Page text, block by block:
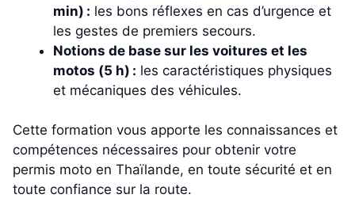
min) : les bons réflexes en cas d’urgence et
les gestes de premiers secours.
Notions de base sur les voitures et les
motos (5 h) : les caractéristiques physiques
et mécaniques des véhicules.
Cette formation vous apporte les connaissances et
compétences nécessaires pour obtenir votre
permis moto en Thaïlande, en toute sécurité et en
toute confiance sur la route.